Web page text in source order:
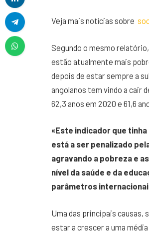
Veja mais notícias sobre
Segundo o mesmo
estão atualmente mais
depois de estar sempre a
angolanos tem vindo a cair
62,3 anos em 2020 e 61,6
«Este indicador que
está a ser penalizado
agravando a pobreza e
nível da saúde e da
parâmetros
Uma das principais causas,
estar a crescer a uma